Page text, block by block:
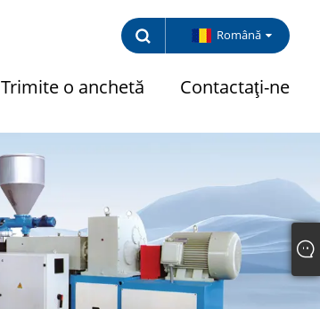
Română
Trimite o anchetă Contactaţi-ne